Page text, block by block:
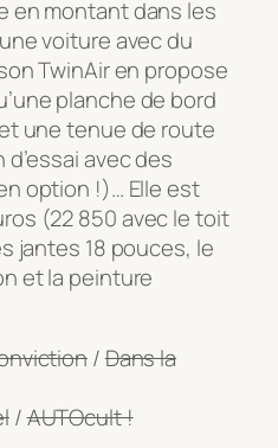
en montant dans les
voiture avec du
TwinAir en propose
planche de bord
une tenue de route
avec des
option !)… Elle est
(22 850 avec le toit
jantes 18 pouces, le
et la peinture
/Dans la
/AUTOcult !